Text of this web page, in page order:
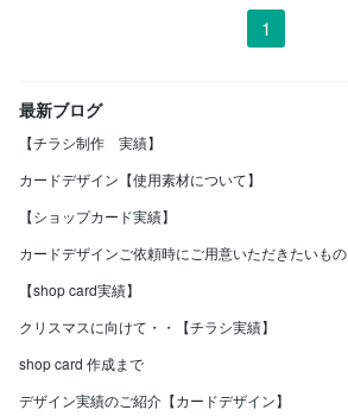
1
最新ブログ
【チラシ制作 実績】
カードデザイン【使用素材について】
【ショップカード実績】
カードデザインご依頼時にご用意いただきたいもの
【shop card実績】
クリスマスに向けて・・【チラシ実績】
shop card 作成まで
デザイン実績のご紹介【カードデザイン】